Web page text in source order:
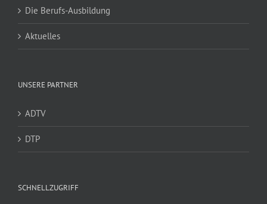
Die Berufs-Ausbildung
Aktuelles
UNSERE PARTNER
ADTV
DTP
SCHNELLZUGRIFF